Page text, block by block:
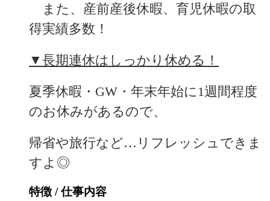
また、産前産後休暇、育児休暇の取
得実績多数！
▼長期連休はしっかり休める！
夏季休暇・GW・年末年始に1週間程度
のお休みがあるので、
帰省や旅行など…リフレッシュできま
すよ◎
特徴 / 仕事内容